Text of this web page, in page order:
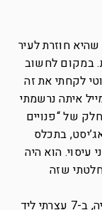
חוזרת לעיר
במקום לחשוב
לקחתי את זה
איתה נרשמתי
של “פנויים
בתכלס
הוא היה
שזה
שלחתי לה הודעה שתהיה מוכנה ב-7 וכך היה, ב-7 עצרתי ליד